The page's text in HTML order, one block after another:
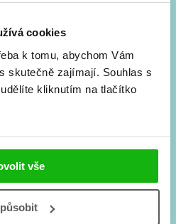
cookies
k tomu, abychom Vám
skutečně zajímají. Souhlas s
kliknutím na tlačítko
vše
adaptace a další.
zpracování osobních údajů
v bezpečí. Přečti si